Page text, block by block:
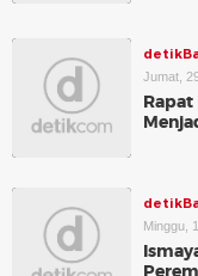
Jumat,
Rapat
Minggu,